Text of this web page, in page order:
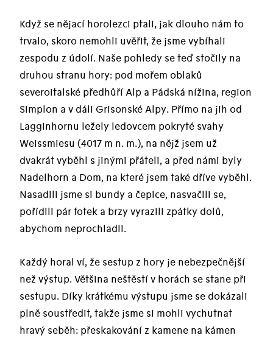
Když se nějací horolezci ptali, jak dlouho nám to
trvalo, skoro nemohli uvěřit, že jsme vybíhali
zespodu z údolí. Naše pohledy se teď stočily na
druhou stranu hory: pod mořem oblaků
severoitalské předhůří Alp a Pádská nížina, region
Simplon a v dáli Grisonské Alpy. Přímo na jih od
Lagginhornu ležely ledovcem pokryté svahy
Weissmiesu (4017 m n. m.), na nějž jsem už
dvakrát vyběhl s jinými přáteli, a před námi byly
Nadelhorn a Dom, na které jsem také dříve vyběhl.
Nasadili jsme si bundy a čepice, nasvačili se,
pořídili pár fotek a brzy vyrazili zpátky dolů,
abychom neprochladli.
Každý horal ví, že sestup z hory je nebezpečnější
než výstup. Většina neštěstí v horách se stane při
sestupu. Díky krátkému výstupu jsme se dokázali
plně soustředit, takže jsme si mohli vychutnat
hravý seběh: přeskakování z kamene na kámen